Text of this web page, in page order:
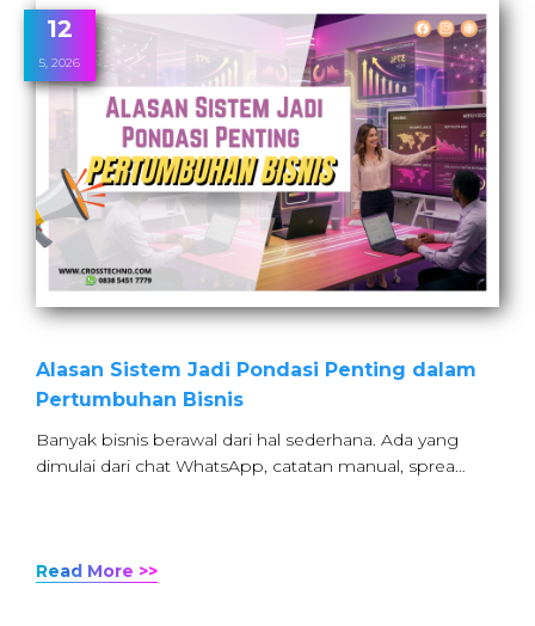
12
5, 2026
Alasan Sistem Jadi Pondasi Penting dalam
Pertumbuhan Bisnis
Banyak bisnis berawal dari hal sederhana. Ada yang
dimulai dari chat WhatsApp, catatan manual, sprea…
Read More >>